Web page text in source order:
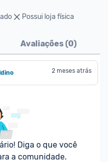
Possui loja física
Avaliações (0)
2 meses atrás
Diga o que você
a comunidade.